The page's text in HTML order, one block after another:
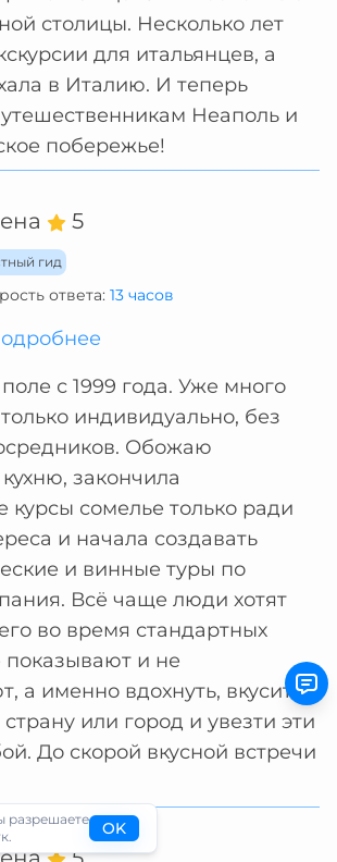
столицы. Несколько лет
для итальянцев, а
в Италию. И теперь
Неаполь и
побережье!
5
гид
ответа: 13 часов
с 1999 года. Уже много
индивидуально, без
Обожаю
закончила
курсы сомелье только ради
и начала создавать
и винные туры по
Всё чаще люди хотят
во время стандартных
показывают и не
а именно вдохнуть, вкусить,
или город и увезти эти
До скорой вкусной встречи
разрешаете
OK